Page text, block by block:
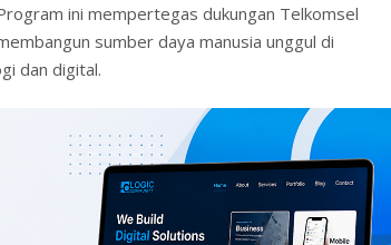
ini mempertegas dukungan Telkomsel
sumber daya manusia unggul di
dan digital.